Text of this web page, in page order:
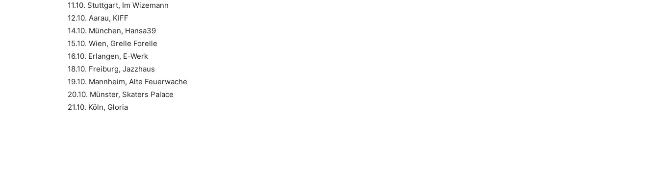
11.10. Stuttgart, Im Wizemann
12.10. Aarau, KIFF
14.10. München, Hansa39
15.10. Wien, Grelle Forelle
16.10. Erlangen, E-Werk
18.10. Freiburg, Jazzhaus
19.10. Mannheim, Alte Feuerwache
20.10. Münster, Skaters Palace
21.10. Köln, Gloria